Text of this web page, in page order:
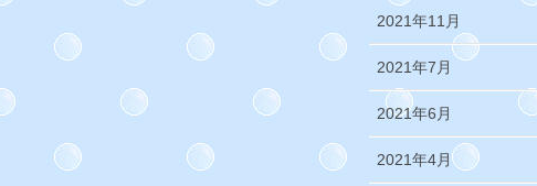
2021年11月
2021年7月
2021年6月
2021年4月